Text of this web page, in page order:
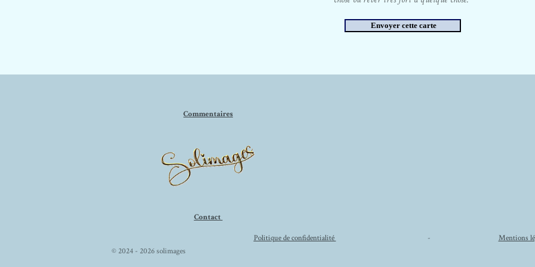
Commentaires
Contact
Politique de confidentialité - Mentions
© 2024 - 2026 solimages